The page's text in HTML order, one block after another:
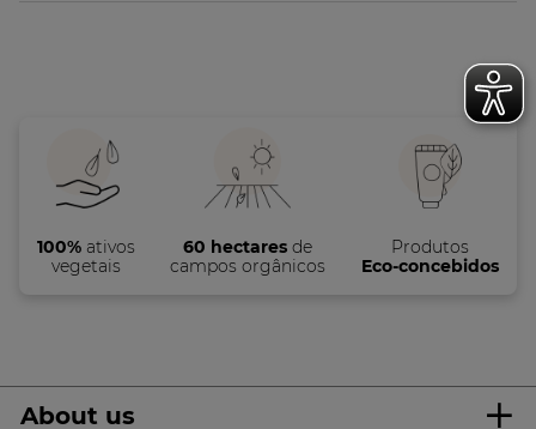
100%ativos
vegetais
60 hectares de
campos orgânicos
Produtos
Eco-concebidos
About us